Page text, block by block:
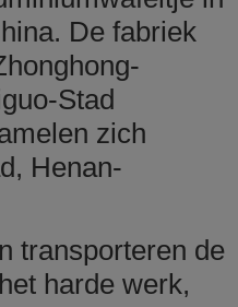
De fabriek
Stad
zich
Henan-
transporteren de
harde werk,